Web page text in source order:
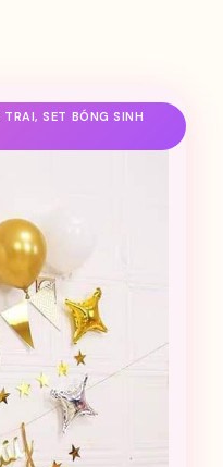
SET BÓNG SINH